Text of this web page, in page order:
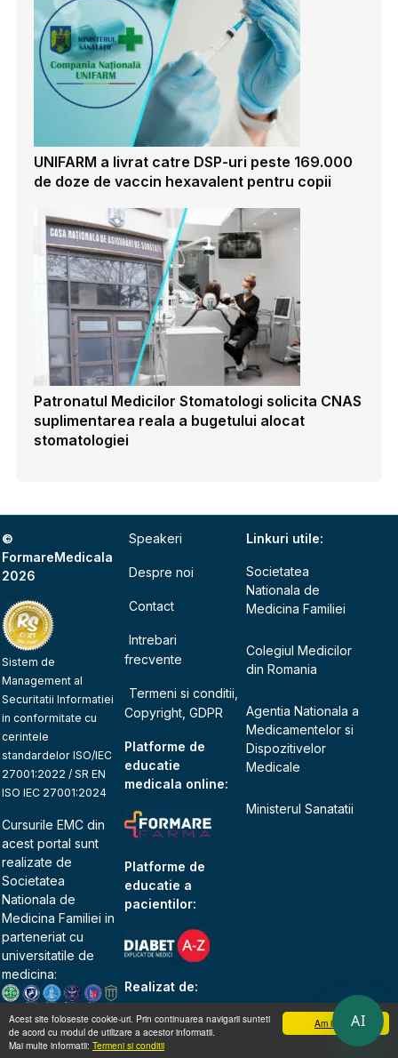
Am inteles
Acest site foloseste cookie-uri. Prin continuarea navigarii sunteti
de acord cu modul de utilizare a acestor informatii.
Mai multe informatii: Termeni si conditii
UNIFARM a livrat catre DSP-uri peste 169.000
de doze de vaccin hexavalent pentru copii
Patronatul Medicilor Stomatologi solicita CNAS
suplimentarea reala a bugetului alocat
stomatologiei
©
FormareMedicala
2026
Sistem de
Management al
Securitatii Informatiei
in conformitate cu
cerintele
standardelor ISO/IEC
27001:2022 / SR EN
ISO IEC 27001:2024
Cursurile EMC din
acest portal sunt
realizate de
Societatea
Nationala de
Medicina Familiei in
parteneriat cu
universitatile de
medicina:
Speakeri
Despre noi
Contact
Intrebari
frecvente
Termeni si conditii,
Copyright, GDPR
Platforme de
educatie
medicala online:
Platforme de
educatie a
pacientilor:
Realizat de:
Linkuri utile:
Societatea
Nationala de
Medicina Familiei
Colegiul Medicilor
din Romania
Agentia Nationala a
Medicamentelor si
Dispozitivelor
Medicale
Ministerul Sanatatii
AI